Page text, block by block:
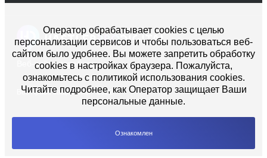
Веб-сайт разработан
Все права защищены - 2022
Политика конфиденциальности
Правила публичной оферты
Оператор обрабатывает cookies с целью
персонализации сервисов и чтобы пользоваться веб-
сайтом было удобнее. Вы можете запретить обработку
cookies в настройках браузера. Пожалуйста,
ознакомьтесь с политикой использования cookies.
Читайте подробнее, как Оператор защищает Ваши
персональные данные.
Ознакомлен